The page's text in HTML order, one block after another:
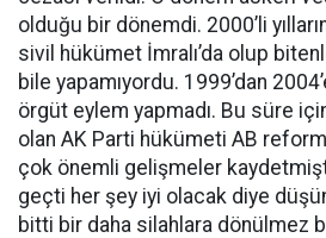
olduğu bir dönemdi. 2000’li
sivil hükümet İmralı’da olup
bile yapamıyordu. 1999’dan
örgüt eylem yapmadı. Bu süre
olan AK Parti hükümeti AB
çok önemli gelişmeler
geçti her şey iyi olacak diye
bitti bir daha silahlara dönülmez